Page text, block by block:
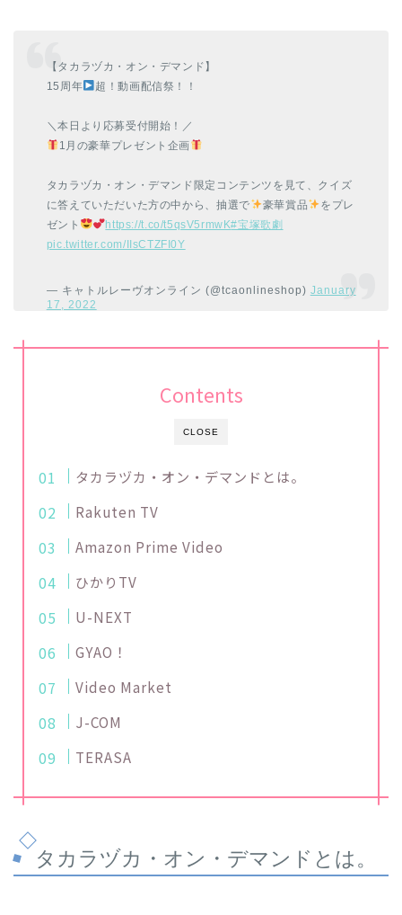
【タカラヅカ・オン・デマンド】
15周年
超！動画配信祭！！
＼本日より応募受付開始！／
1月の豪華プレゼント企画
タカラヅカ・オン・デマンド限定コンテンツを見て、クイズ
に答えていただいた方の中から、抽選で
豪華賞品
をプレ
ゼント
https://t.co/t5qsV5rmwK#宝塚歌劇
pic.twitter.com/IIsCTZFI0Y
— キャトルレーヴオンライン (@tcaonlineshop) January
17, 2022
CLOSE
Contents
タカラヅカ・オン・デマンドとは。
Rakuten TV
Amazon Prime Video
ひかりTV
U-NEXT
GYAO！
Video Market
J-COM
TERASA
タカラヅカ・オン・デマンドとは。